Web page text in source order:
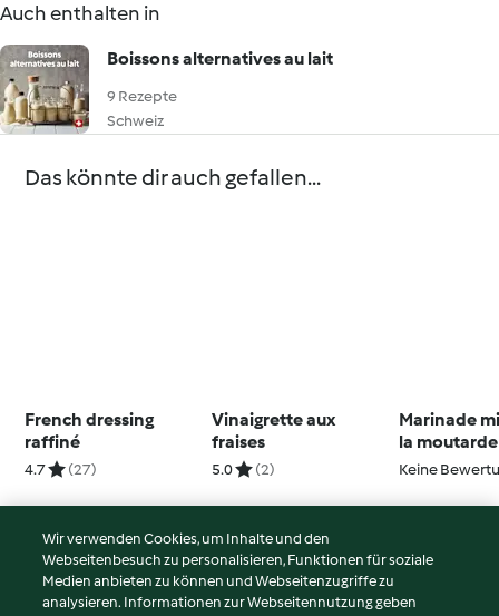
Auch enthalten in
Boissons alternatives au lait
9 Rezepte
Schweiz
Das könnte dir auch gefallen...
French dressing
raffiné
4.7 (27)
Vinaigrette aux
fraises
5.0 (2)
Marinade
la moutarde
Keine
© Copyright 2026
Wir verwenden Cookies, um Inhalte und den
Webseitenbesuch zu personalisieren, Funktionen für soziale
Medien anbieten zu können und Webseitenzugriffe zu
analysieren. Informationen zur Webseitennutzung geben